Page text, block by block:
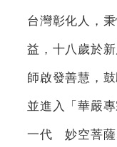
台灣彰化人，
益，十八歲於
師啟發善慧，
並進入「華嚴
一代 妙空菩薩